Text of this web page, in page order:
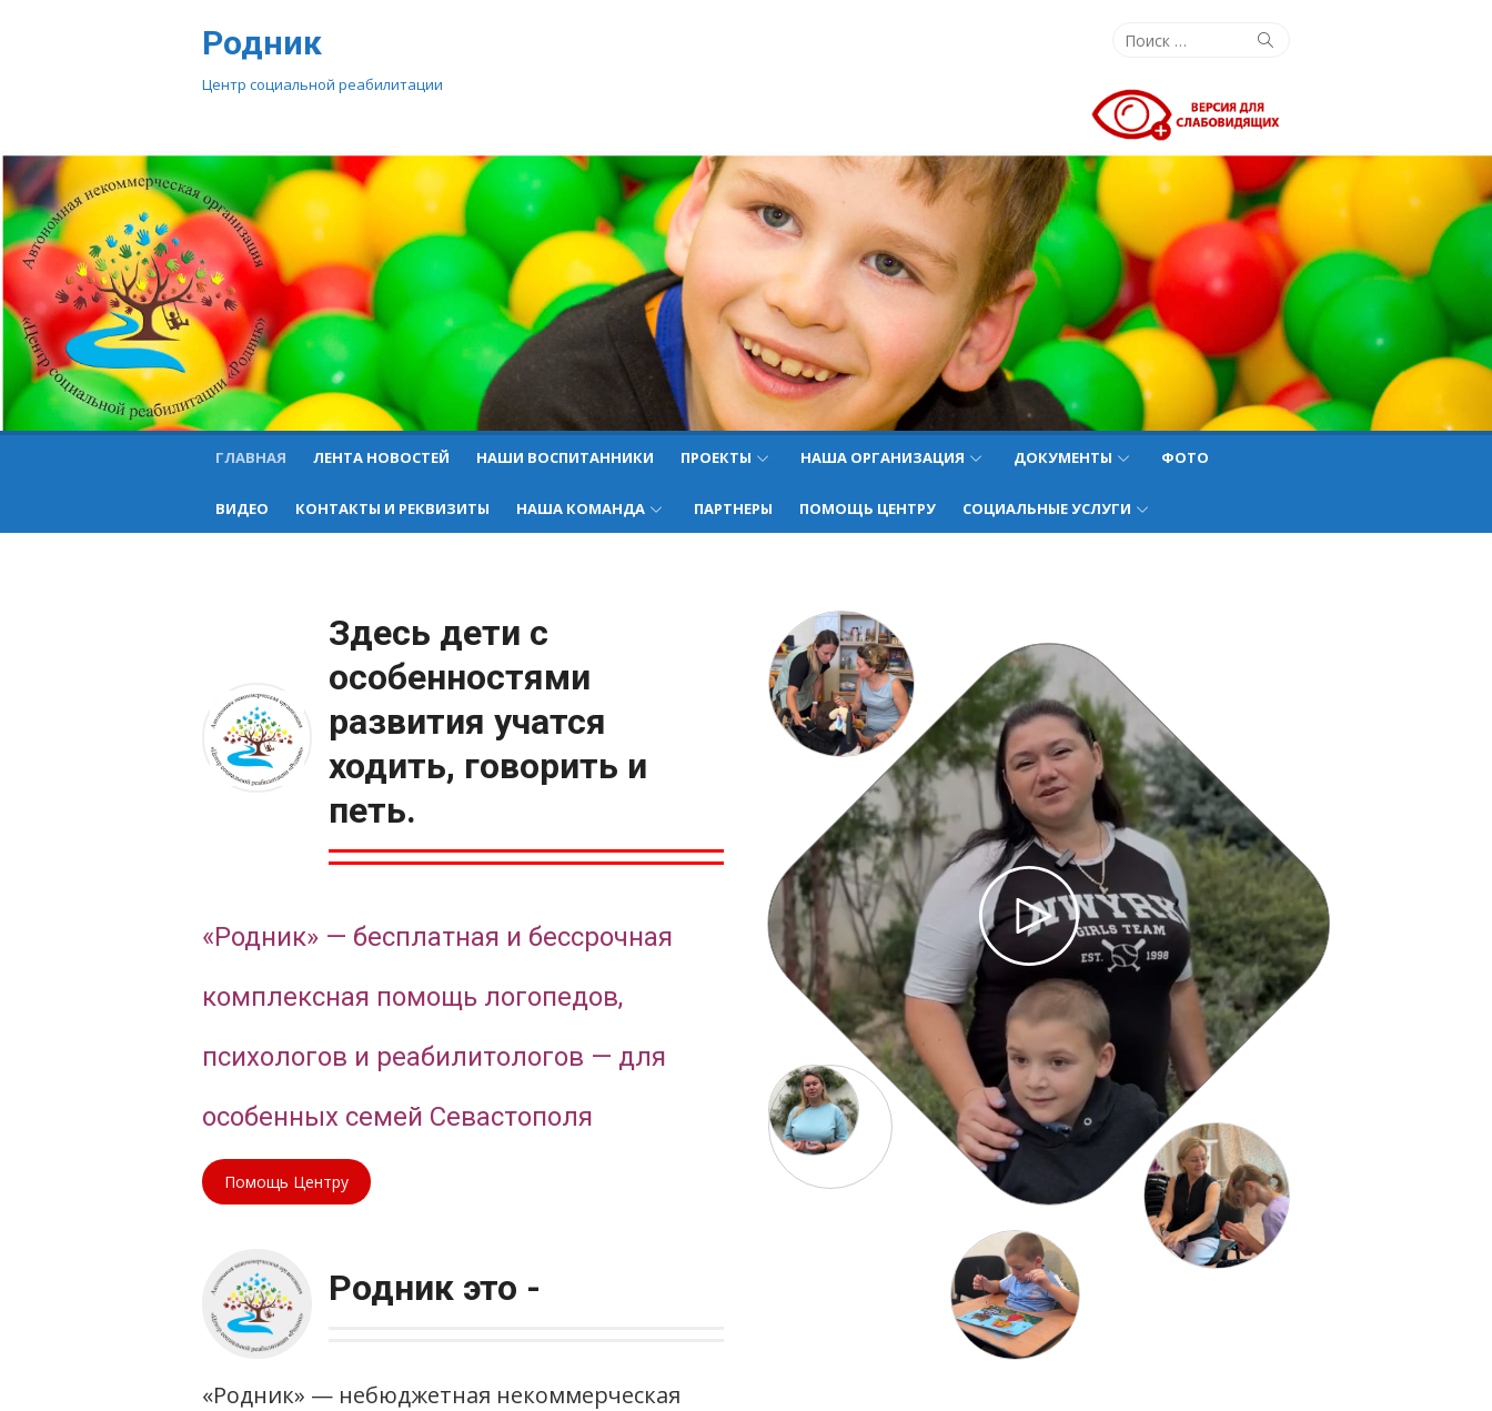
Родник
Центр социальной реабилитации
Поиск: Поиск
ГЛАВНАЯ ЛЕНТА НОВОСТЕЙ НАШИ ВОСПИТАННИКИ ПРОЕКТЫ НАША ОРГАНИЗАЦИЯ ДОКУМЕНТЫ ФОТО
ВИДЕО КОНТАКТЫ И РЕКВИЗИТЫ НАША КОМАНДА ПАРТНЕРЫ ПОМОЩЬ ЦЕНТРУ СОЦИАЛЬНЫЕ УСЛУГИ
Здесь дети с
особенностями
развития учатся
ходить, говорить и
петь.
«Родник» — бесплатная и бессрочная
комплексная помощь логопедов,
психологов и реабилитологов — для
особенных семей Севастополя
Помощь Центру
Родник это -
«Родник» — небюджетная некоммерческая